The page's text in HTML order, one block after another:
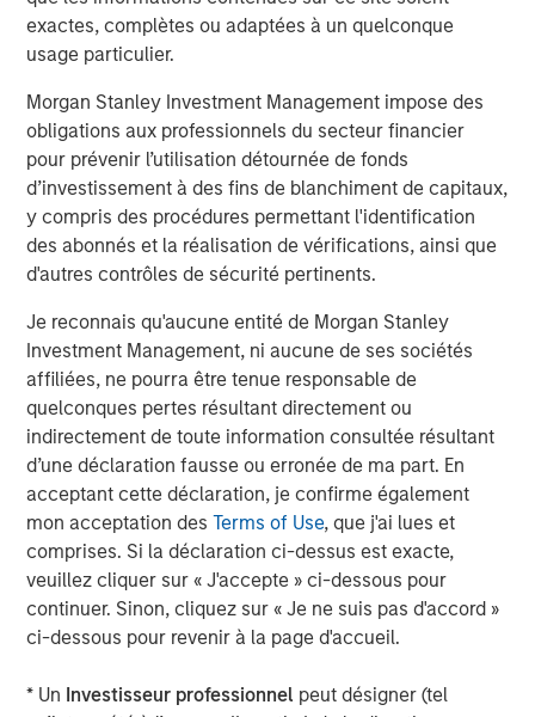
exactes, complètes ou adaptées à un quelconque
usage particulier.
Morgan Stanley Investment Management impose des
obligations aux professionnels du secteur financier
pour prévenir l’utilisation détournée de fonds
d’investissement à des fins de blanchiment de capitaux,
y compris des procédures permettant l'identification
des abonnés et la réalisation de vérifications, ainsi que
d'autres contrôles de sécurité pertinents.
Je reconnais qu'aucune entité de Morgan Stanley
Investment Management, ni aucune de ses sociétés
affiliées, ne pourra être tenue responsable de
quelconques pertes résultant directement ou
indirectement de toute information consultée résultant
d’une déclaration fausse ou erronée de ma part. En
acceptant cette déclaration, je confirme également
mon acceptation desTerms of Use, que j'ai lues et
comprises. Si la déclaration ci-dessus est exacte,
veuillez cliquer sur « J'accepte » ci-dessous pour
continuer. Sinon, cliquez sur « Je ne suis pas d'accord »
ci-dessous pour revenir à la page d'accueil.
* Un Investisseur professionnel peut désigner (tel
leading global private infrastructure investment platform
with approximately $16 billion in assets under
diverse portfolio of over 35 investments across transport,
digital infrastructure, energy transition and utilities. MSIP
targets assets that provide essential public goods and
services with the potential for value creation through
active asset management. For further information about
Morgan Stanley Infrastructure Partners, please
visitwww.eatonvance.com/infrastructurepartners
About Morgan Stanley Investment Management
Morgan Stanley Investment Management, together with
its investment advisory affiliates, has more than 1,300
investment professionals around the world and $1.5
trillion in assets under management or supervision as of
December 31, 2023. Morgan Stanley Investment
Management strives to provide outstanding long-term
investment performance, service, and a comprehensive
suite of investment management solutions to a diverse
client base, which includes governments, institutions,
corporations and individuals worldwide. For further
Management, please visitwww.morganstanley.com/im